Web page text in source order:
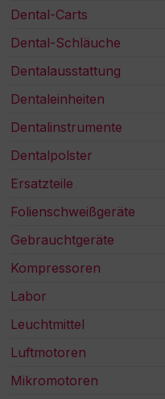
Dental-Carts
Dental-Schläuche
Dentalausstattung
Dentaleinheiten
Dentalinstrumente
Dentalpolster
Ersatzteile
Folienschweißgeräte
Gebrauchtgeräte
Kompressoren
Labor
Leuchtmittel
Luftmotoren
Mikromotoren